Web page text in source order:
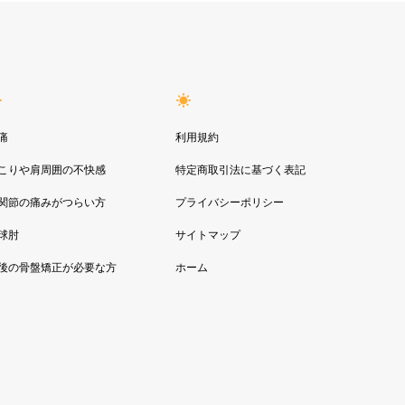
りや肩周囲の不快感
節の痛みがつらい方
肘
の骨盤矯正が必要な方
利用規約
特定商取引法に基づく表記
プライバシーポリシー
サイトマップ
ホーム